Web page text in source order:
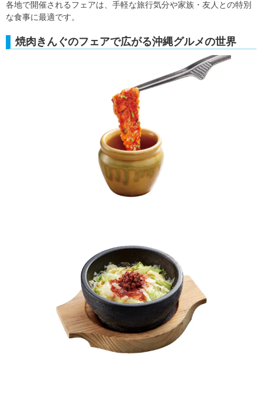
各地で開催されるフェアは、手軽な旅行気分や家族・友人との特別
な食事に最適です。
焼肉きんぐのフェアで広がる沖縄グルメの世界